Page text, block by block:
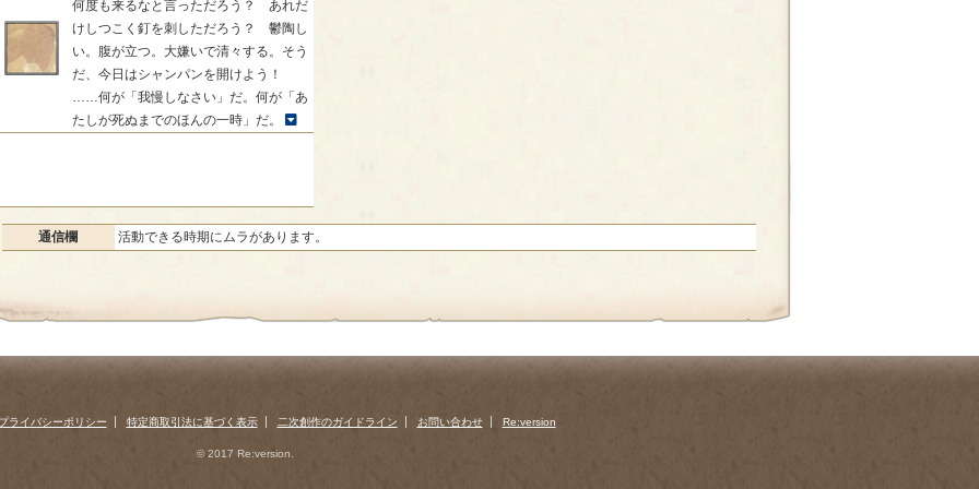
何度も来るなと言っただろう？ あれだ
けしつこく釘を刺しただろう？ 鬱陶し
い。腹が立つ。大嫌いで清々する。そう
だ、今日はシャンパンを開けよう！
……何が「我慢しなさい」だ。何が「あ
たしが死ぬまでのほんの一時」だ。
通信欄 活動できる時期にムラがあります。
ライバシーポリシー 特定商取引法に基づく表示 二次創作のガイドライン お問い合わせ Re:version
© 2017 Re:version.